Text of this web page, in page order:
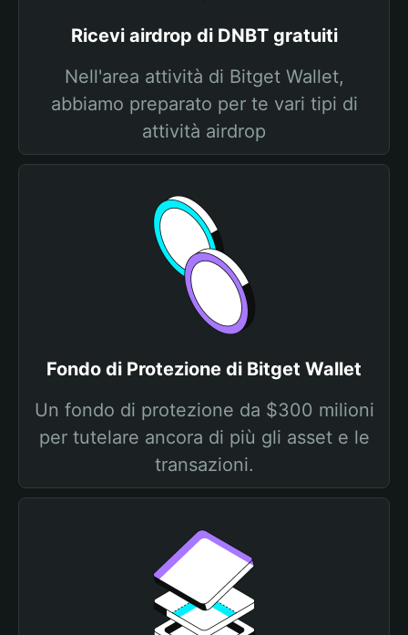
Ricevi airdrop di DNBT gratuiti
Nell'area attività di Bitget Wallet,
abbiamo preparato per te vari tipi di
attività airdrop
Fondo di Protezione di Bitget Wallet
Un fondo di protezione da $300 milioni
per tutelare ancora di più gli asset e le
transazioni.